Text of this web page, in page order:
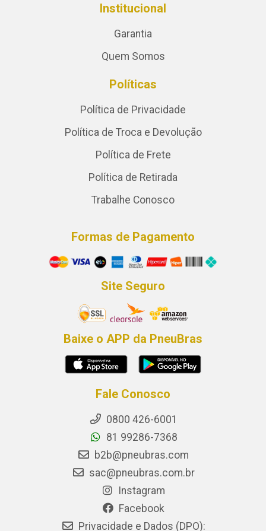
Institucional
Garantia
Quem Somos
Políticas
Política de Privacidade
Política de Troca e Devolução
Política de Frete
Política de Retirada
Trabalhe Conosco
Formas de Pagamento
Site Seguro
Baixe o APP da PneuBras
Fale Conosco
0800 426-6001
81 99286-7368
b2b@pneubras.com
sac@pneubras.com.br
Instagram
Facebook
Privacidade e Dados (DPO):